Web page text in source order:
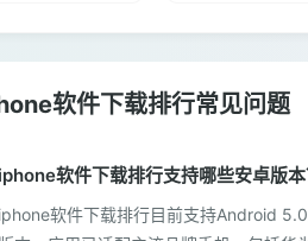
软件下载排行常见问题
软件下载排行支持哪些安卓版本
软件下载排行目前支持Android